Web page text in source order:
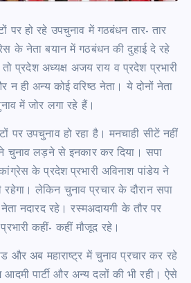
हो रहे उपचुनाव में गठबंधन तार- तार
के नेता बयान में गठबंधन की दुहाई दे रहे
प्रदेश अध्यक्ष अजय राय व प्रदेश प्रभारी
ही अन्य कोई वरिष्ठ नेता। ये दोनों नेता
में जोर लगा रहे हैं।
पर उपचुनाव हो रहा है। मनचाही सीटें नहीं
चुनाव लड़ने से इनकार कर दिया। सपा
के प्रदेश प्रभारी अविनाश पांडेय ने
रहेगा। लेकिन चुनाव प्रचार के दौरान सपा
नदारद रहे। रस्मअदायगी के तौर पर
कहीं- कहीं मौजूद रहे।
और अब महाराष्ट्र में चुनाव प्रचार कर रहे
पार्टी और अन्य दलों की भी रही। ऐसे